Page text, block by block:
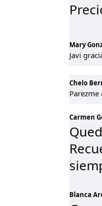
Mary
Javi
Chelo
Parezme
Carmen
Blanca